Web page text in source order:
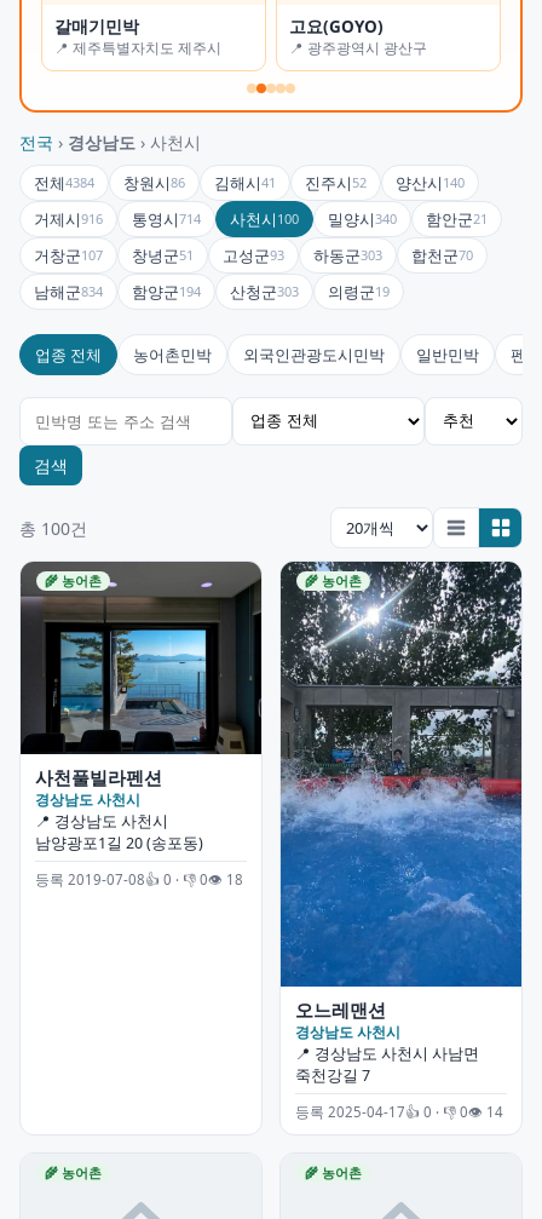
갈매기민박
📍 제주특별자치도 제주시
고요(GOYO)
📍 광주광역시 광산구
전국 › 경상남도 › 사천시
전체4384 창원시86 김해시41 진주시 52 양산시 140
거제시916 통영시714 사천시 100 밀양시340 함안군21
거창군107 창녕군51 고성군93 하동군303 합천군70
남해군834 함양군194 산청군303 의령군19
업종 전체 농어촌민박 외국인관광도시민박 일반민박 펜션
검색
총 100건
🌾 농어촌
사천풀빌라펜션
경상남도 사천시
📍 경상남도 사천시
남양광포1길 20 (송포동)
등록 2019-07-08👍 0 · 👎 0👁 18
🌾 농어촌
오느레맨션
경상남도 사천시
📍 경상남도 사천시 사남면
죽천강길 7
등록 2025-04-17👍 0 · 👎 0👁 14
🌾 농어촌 🌾 농어촌